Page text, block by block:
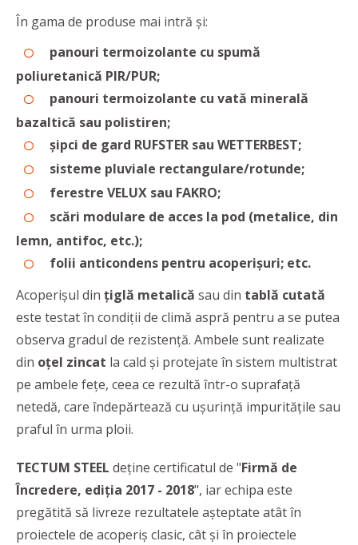
În gama de produse mai intră și:
panouri termoizolante cu spumă
poliuretanică PIR/PUR;
panouri termoizolante cu vată minerală
bazaltică sau polistiren;
șipci de gard RUFSTER sau WETTERBEST;
sisteme pluviale rectangulare/rotunde;
ferestre VELUX sau FAKRO;
scări modulare de acces la pod (metalice, din
lemn, antifoc, etc.);
folii anticondens pentru acoperișuri; etc.
Acoperișul din țiglă metalică sau din tablă cutată
este testat în condiții de climă aspră pentru a se putea
observa gradul de rezistență. Ambele sunt realizate
din oțel zincat la cald și protejate în sistem multistrat
pe ambele fețe, ceea ce rezultă într-o suprafață
netedă, care îndepărtează cu ușurință impuritățile sau
praful în urma ploii.
TECTUM STEEL deține certificatul de "Firmă de
Încredere, ediția 2017 - 2018", iar echipa este
pregătită să livreze rezultatele așteptate atât în
proiectele de acoperiș clasic, cât și în proiectele